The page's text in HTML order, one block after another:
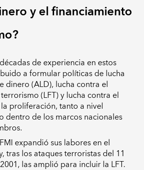
y el financiamiento
de experiencia en estos
a formular políticas de lucha
dinero (ALD), lucha contra el
(LFT) y lucha contra el
proliferación, tanto a nivel
dentro de los marcos nacionales
expandió sus labores en el
tras los ataques terroristas del 11
las amplió para incluir la LFT.